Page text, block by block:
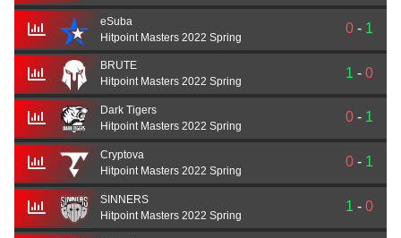
eSuba
Hitpoint Masters 2022 Spring
0 - 1
BRUTE
Hitpoint Masters 2022 Spring
1 - 0
Dark Tigers
Hitpoint Masters 2022 Spring
0 - 1
Cryptova
Hitpoint Masters 2022 Spring
0 - 1
SINNERS
Hitpoint Masters 2022 Spring
1 - 0